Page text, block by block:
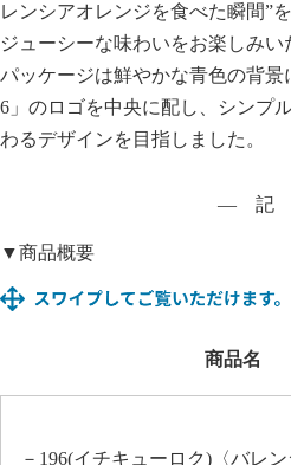
レンシアオレンジを食べた瞬間”
ジューシーな味わいをお楽しみい
パッケージは鮮やかな青色の背
6」のロゴを中央に配し、シンプ
わるデザインを目指しました。
― 記
▼商品概要
商品名
－196(イチキューロク)〈バレン